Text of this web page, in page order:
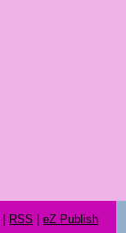
RSS
eZ Publish